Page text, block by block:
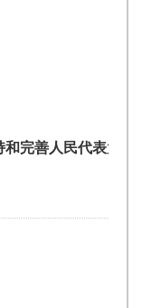
和完善人民代表大会